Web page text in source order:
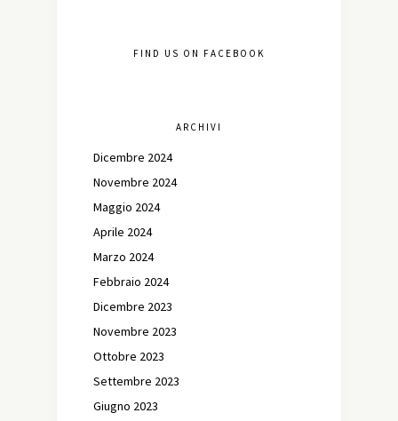
FIND US ON FACEBOOK
ARCHIVI
Dicembre 2024
Novembre 2024
Maggio 2024
Aprile 2024
Marzo 2024
Febbraio 2024
Dicembre 2023
Novembre 2023
Ottobre 2023
Settembre 2023
Giugno 2023